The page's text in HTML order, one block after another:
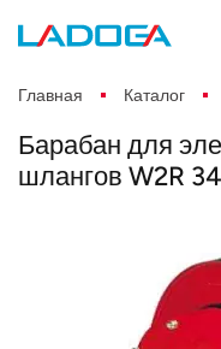
Главная Каталог
Барабан для
шлангов W2R